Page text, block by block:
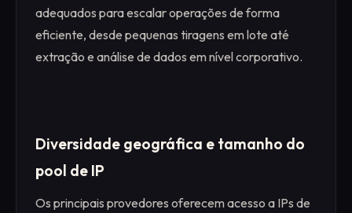
adequados para escalar operações de forma
eficiente, desde pequenas tiragens em lote até
extração e análise de dados em nível corporativo.
Diversidade geográfica e tamanho do
pool de IP
Os principais provedores oferecem acesso a IPs de